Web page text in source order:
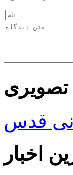
قدس
اخبار